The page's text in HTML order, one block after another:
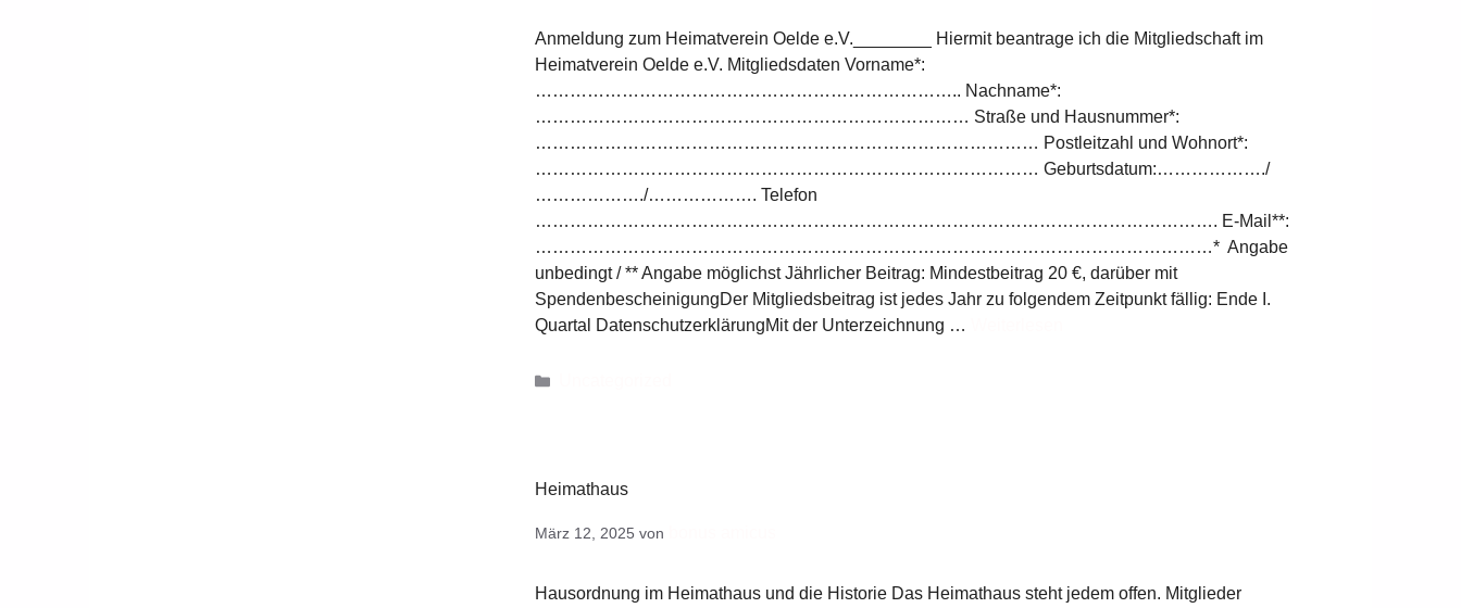
Anmeldung zum Heimatverein Oelde e.V.________ Hiermit beantrage ich die Mitgliedschaft im
Heimatverein Oelde e.V. Mitgliedsdaten Vorname*:
……………………………………………………………….. Nachname*:
………………………………………………………………… Straße und Hausnummer*:
…………………………………………………………………………… Postleitzahl und Wohnort*:
…………………………………………………………………………… Geburtsdatum:………………./
………………./………………. Telefon
………………………………………………………………………………………………………. E-Mail**:
………………………………………………………………………………………………………* Angabe
unbedingt / ** Angabe möglichst Jährlicher Beitrag: Mindestbeitrag 20 €, darüber mit
SpendenbescheinigungDer Mitgliedsbeitrag ist jedes Jahr zu folgendem Zeitpunkt fällig: Ende I.
Quartal DatenschutzerklärungMit der Unterzeichnung …
Heimathaus
März 12, 2025 von
Hausordnung im Heimathaus und die Historie Das Heimathaus steht jedem offen. Mitglieder